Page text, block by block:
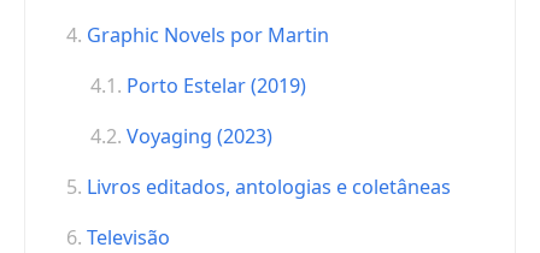
Graphic Novels por Martin
Porto Estelar (2019)
Voyaging (2023)
Livros editados, antologias e coletâneas
Televisão